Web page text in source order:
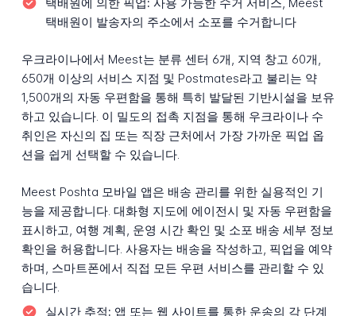
택배원에 의한 픽업: 사용 가능한 수거 서비스, Meest
택배원이 발송자의 주소에서 소포를 수거합니다
우크라이나에서 Meest는 분류 센터 6개, 지역 창고 60개,
650개 이상의 서비스 지점 및 Postmates라고 불리는 약
1,500개의 자동 우편함을 통해 특히 발달된 기반시설을 보유
하고 있습니다. 이 밀도의 접촉 지점을 통해 우크라이나 수
취인은 자신의 집 또는 직장 근처에서 가장 가까운 픽업 옵
션을 쉽게 선택할 수 있습니다.
Meest Poshta 모바일 앱은 배송 관리를 위한 실용적인 기
능을 제공합니다. 대화형 지도에 에이전시 및 자동 우편함을
표시하고, 여행 계획, 운영 시간 확인 및 소포 배송 세부 정보
확인을 허용합니다. 사용자는 배송을 작성하고, 픽업을 예약
하며, 스마트폰에서 직접 모든 우편 서비스를 관리할 수 있
습니다.
실시간 추적: 앱 또는 웹 사이트를 통한 운송의 각 단계